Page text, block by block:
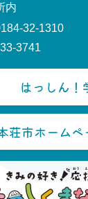
内
32-1310
3741
はっしん
荘市ホーム